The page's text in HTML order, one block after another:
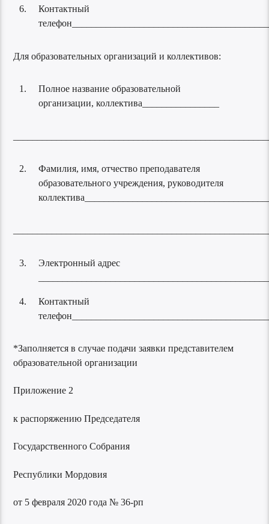
Контактный
Для образовательных организаций и коллективов:
Полное название образовательной
организации, коллектива________________
Фамилия, имя, отчество преподавателя
образовательного учреждения, руководителя
Электронный адрес
Контактный
*Заполняется в случае подачи заявки представителем
образовательной организации
Приложение 2
к распоряжению Председателя
Государственного Собрания
Республики Мордовия
от 5 февраля 2020 года № 36-рп